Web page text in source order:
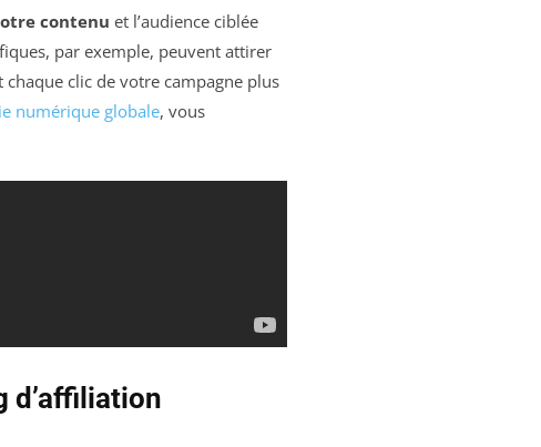
contenu et l’audience ciblée
par exemple, peuvent attirer
chaque clic de votre campagne plus
numérique globale, vous
d’affiliation